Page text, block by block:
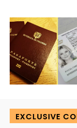
EXCLUSIVE